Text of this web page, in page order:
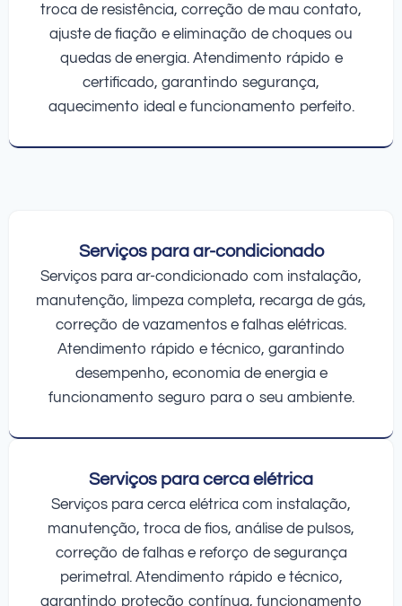
troca de resistência, correção de mau contato,
ajuste de fiação e eliminação de choques ou
quedas de energia. Atendimento rápido e
certificado, garantindo segurança,
aquecimento ideal e funcionamento perfeito.
Serviços para ar-condicionado
Serviços para ar-condicionado com instalação,
manutenção, limpeza completa, recarga de gás,
correção de vazamentos e falhas elétricas.
Atendimento rápido e técnico, garantindo
desempenho, economia de energia e
funcionamento seguro para o seu ambiente.
Serviços para cerca elétrica
Serviços para cerca elétrica com instalação,
manutenção, troca de fios, análise de pulsos,
correção de falhas e reforço de segurança
perimetral. Atendimento rápido e técnico,
garantindo proteção contínua, funcionamento